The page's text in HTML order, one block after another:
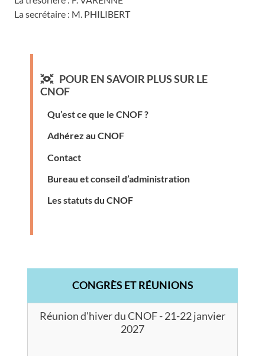
La secrétaire : M. PHILIBERT
POUR EN SAVOIR PLUS SUR LE
CNOF
Qu’est ce que le CNOF ?
Adhérez au CNOF
Contact
Bureau et conseil d’administration
Les statuts du CNOF
CONGRÈS ET RÉUNIONS
Réunion d'hiver du CNOF - 21-22 janvier
2027